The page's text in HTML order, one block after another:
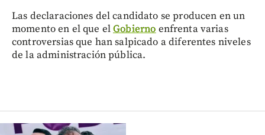
Las declaraciones del candidato se producen en un
momento en el que elGobierno enfrenta varias
controversias que han salpicado a diferentes niveles
de la administración pública.